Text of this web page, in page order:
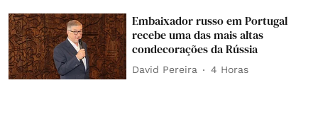
Embaixador russo em Portugal
recebe uma das mais altas
condecorações da Rússia
David Pereira 4 Horas